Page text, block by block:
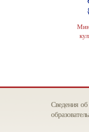
Сведения об